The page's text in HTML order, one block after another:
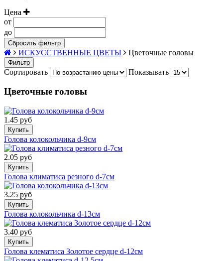
Цена
от
до
Сбросить фильтр
ИСКУССТВЕННЫЕ ЦВЕТЫ Цветочные головы
Фильтр
Сортировать Показывать
Цветочные головы
1.45 руб
Купить
Голова колокольчика d-9см
2.05 руб
Купить
Голова климатиса резного d-7см
3.25 руб
Купить
Голова колокольчика d-13см
3.40 руб
Купить
Голова клематиса Золотое сердце d-12см